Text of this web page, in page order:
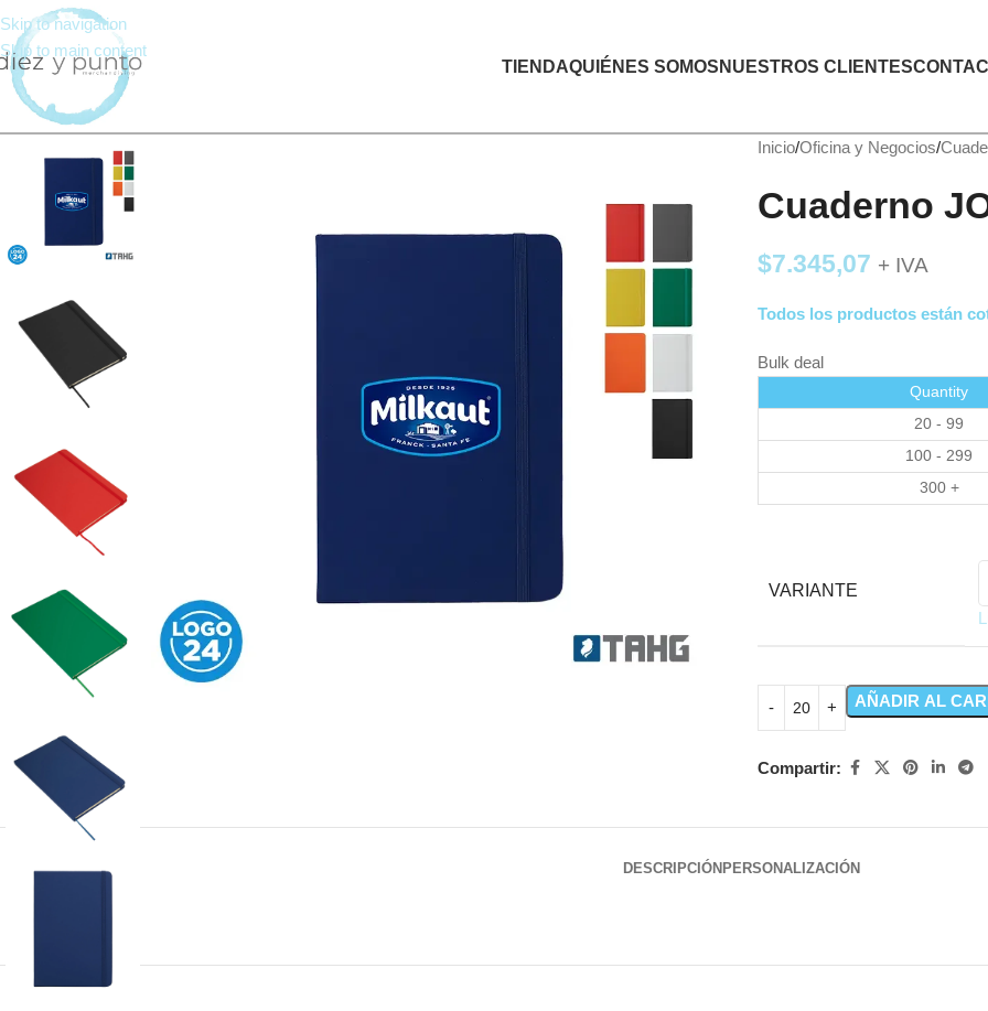
Skip to navigation
Skip to main content
TIENDAQUIÉNES SOMOS NUESTROS CLIENTES
Inicio Oficina y Negocios
Cuaderno
$7.345,07 + IVA
Todos los productos están
Bulk deal
Quantity
20 - 99
100 - 299
300 +
VARIANTE
AÑADIR AL
Compartir:
DESCRIPCIÓN PERSONALIZACIÓN